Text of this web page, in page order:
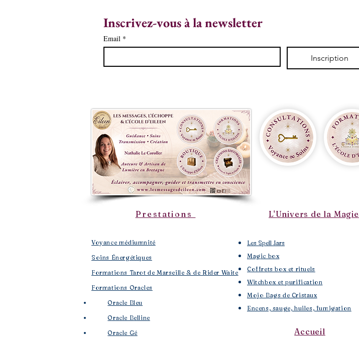
Inscrivez-vous à la newsletter
Email *
Inscription
Prestations
Voyance médiumnité
Soins Énergétiques
Formations Tarot de Marseille & de Rider Waite
Formations Oracles
Oracle Bleu
Oracle Belline
Oracle Gé
L'Univers de la Magie
Les Spell Jars
Magic box
Coffrets box et rituels
Witchbox et purification
Mojo Bags de Cristaux
Encens, sauge, huiles, fumigation
Accueil